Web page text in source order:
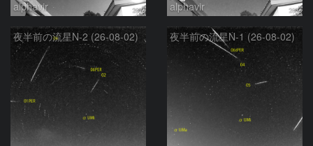
alphavir alphavir
夜半前の流星N-2 (26-08-02) 夜半前の流星N-1 (26-08-02)